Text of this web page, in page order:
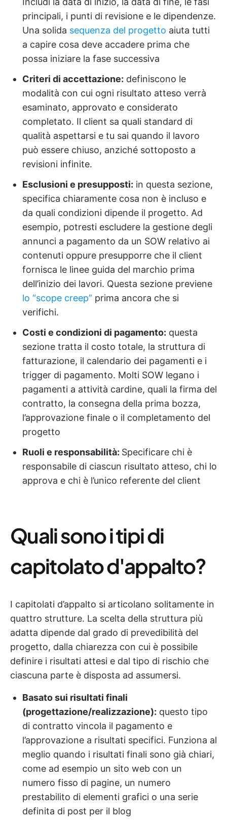
principali, i punti di revisione e le dipendenze.
Una solida sequenza del progetto aiuta tutti
a capire cosa deve accadere prima che
possa iniziare la fase successiva
Criteri di accettazione: definiscono le
modalità con cui ogni risultato atteso verrà
esaminato, approvato e considerato
completato. Il client sa quali standard di
qualità aspettarsi e tu sai quando il lavoro
può essere chiuso, anziché sottoposto a
revisioni infinite.
Esclusioni e presupposti: in questa sezione,
specifica chiaramente cosa non è incluso e
da quali condizioni dipende il progetto. Ad
esempio, potresti escludere la gestione degli
annunci a pagamento da un SOW relativo ai
contenuti oppure presupporre che il client
fornisca le linee guida del marchio prima
dell’inizio dei lavori. Questa sezione previene
lo “scope creep” prima ancora che si
verifichi.
Costi e condizioni di pagamento: questa
sezione tratta il costo totale, la struttura di
fatturazione, il calendario dei pagamenti e i
trigger di pagamento. Molti SOW legano i
pagamenti a attività cardine, quali la firma del
contratto, la consegna della prima bozza,
l’approvazione finale o il completamento del
progetto
Ruoli e responsabilità: Specificare chi è
responsabile di ciascun risultato atteso, chi lo
approva e chi è l’unico referente del client
Quali sono i tipi di
capitolato d'appalto?
I capitolati d’appalto si articolano solitamente in
quattro strutture. La scelta della struttura più
adatta dipende dal grado di prevedibilità del
progetto, dalla chiarezza con cui è possibile
definire i risultati attesi e dal tipo di rischio che
ciascuna parte è disposta ad assumersi.
Basato sui risultati finali
(progettazione/realizzazione): questo tipo
di contratto vincola il pagamento e
l’approvazione a risultati specifici. Funziona al
meglio quando i risultati finali sono già chiari,
come ad esempio un sito web con un
numero fisso di pagine, un numero
prestabilito di elementi grafici o una serie
definita di post per il blog